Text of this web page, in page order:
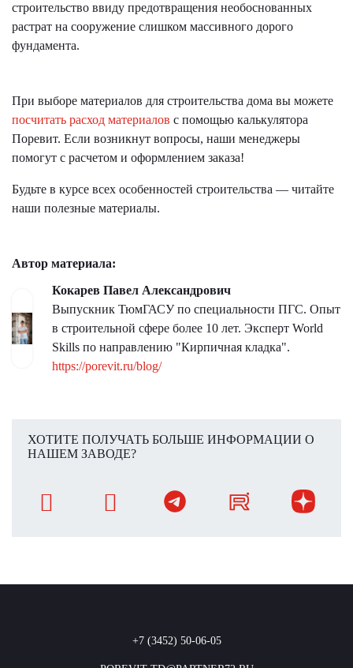
строительство ввиду предотвращения необоснованных
растрат на сооружение слишком массивного дорого
фундамента.
При выборе материалов для строительства дома вы можете
посчитать расход материалов с помощью калькулятора
Поревит. Если возникнут вопросы, наши менеджеры
помогут с расчетом и оформлением заказа!
Будьте в курсе всех особенностей строительства — читайте
наши полезные материалы.
Автор материала:
Кокарев Павел Александрович
Выпускник ТюмГАСУ по специальности ПГС. Опыт
в строительной сфере более 10 лет. Эксперт World
Skills по направлению "Кирпичная кладка".
https://porevit.ru/blog/
ХОТИТЕ ПОЛУЧАТЬ БОЛЬШЕ ИНФОРМАЦИИ О
НАШЕМ ЗАВОДЕ?
+7 (3452) 50-06-05